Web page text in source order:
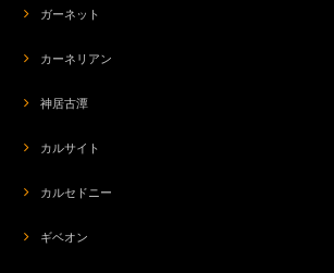
ガーネット
カーネリアン
神居古潭
カルサイト
カルセドニー
ギベオン